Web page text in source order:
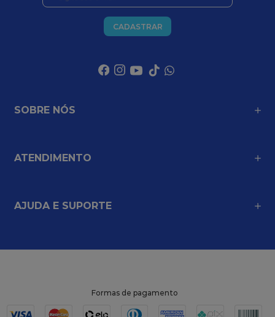
CADASTRAR
SOBRE NÓS
ATENDIMENTO
AJUDA E SUPORTE
Formas de pagamento